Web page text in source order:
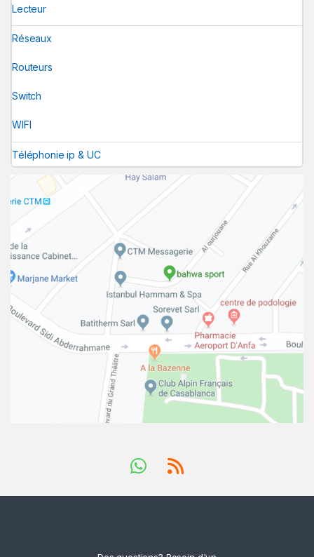
Lecteur
Réseaux
Routeurs
Switch
WIFI
Téléphonie ip & UC